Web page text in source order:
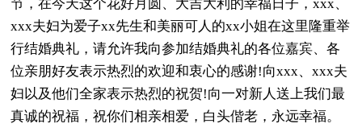
节，在今天这个花好月圆、大吉大利的幸福日子，xxx、
xxx夫妇为爱子xx先生和美丽可人的xx小姐在这里隆重举
行结婚典礼，请允许我向参加结婚典礼的各位嘉宾、各
位亲朋好友表示热烈的欢迎和衷心的感谢!向xxx、xxx夫
妇以及他们全家表示热烈的祝贺!向一对新人送上我们最
真诚的祝福，祝你们相亲相爱，白头偕老，永远幸福。